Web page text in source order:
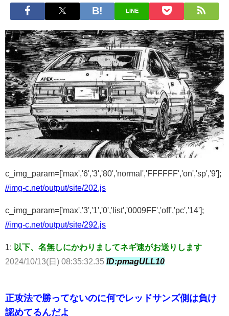
LINE
c_img_param=['max','6','3','80','normal','FFFFFF','on','sp','9'];
//img-c.net/output/site/202.js
c_img_param=['max','3','1','0','list','0009FF','off','pc','14'];
//img-c.net/output/site/292.js
1: 以下、名無しにかわりましてネギ速がお送りします
2024/10/13(日) 08:35:32.35 ID:pmagULL10
正攻法で勝ってないのに何でレッドサンズ側は負け
認めてるんだよ